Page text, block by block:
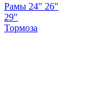
Рамы 24" 26"
29"
Тормоза